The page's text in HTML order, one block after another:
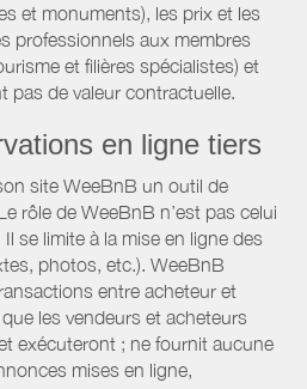
et monuments), les prix et les
professionnels aux membres
et filières spécialistes) et
pas de valeur contractuelle.
en ligne tiers
site WeeBnB un outil de
rôle de WeeBnB n’est pas celui
se limite à la mise en ligne des
photos, etc.). WeeBnB
entre acheteur et
les vendeurs et acheteurs
exécuteront ; ne fournit aucune
mises en ligne,